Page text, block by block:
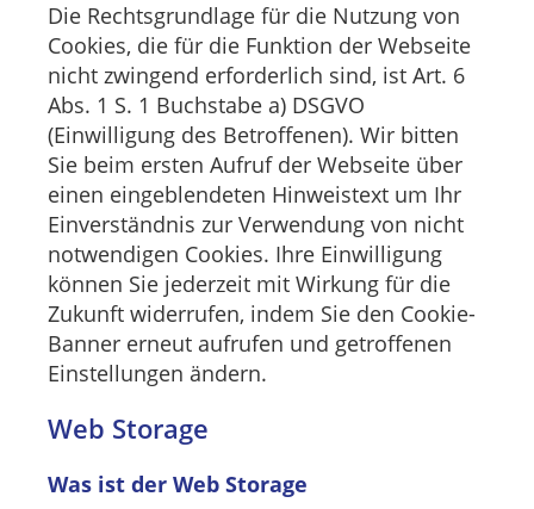
Die Rechtsgrundlage für die Nutzung von
Cookies, die für die Funktion der Webseite
nicht zwingend erforderlich sind, ist Art. 6
Abs. 1 S. 1 Buchstabe a) DSGVO
(Einwilligung des Betroffenen). Wir bitten
Sie beim ersten Aufruf der Webseite über
einen eingeblendeten Hinweistext um Ihr
Einverständnis zur Verwendung von nicht
notwendigen Cookies. Ihre Einwilligung
können Sie jederzeit mit Wirkung für die
Zukunft widerrufen, indem Sie den Cookie-
Banner erneut aufrufen und getroffenen
Einstellungen ändern.
Web Storage
Was ist der Web Storage